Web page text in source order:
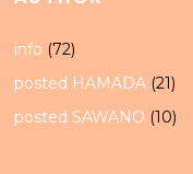
info (72)
posted HAMADA (21)
posted SAWANO (10)